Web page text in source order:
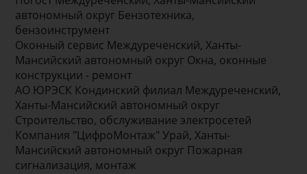
автономный округ Бензотехника,
бензоинструмент
Оконный сервис Междуреченский, Ханты-
Мансийский автономный округ Окна, оконные
конструкции - ремонт
АО ЮРЭСК Кондинский филиал Междуреченский,
Ханты-Мансийский автономный округ
Строительство, обслуживание электросетей
Компания "ЦифроМонтаж" Урай, Ханты-
Мансийский автономный округ Пожарная
сигнализация, монтаж